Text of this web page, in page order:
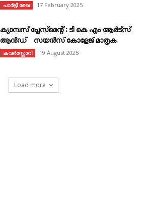
പാർട്ടി രേഖ 17 February 2025
ക്യാമ്പസ് പ്ലേസ്മെന്റ് : ടി കെ എം ആർട്സ്
ആൻഡ് സയൻസ് കോളേജ് മാതൃക
കവര്‍സ്റ്റോറി 19 August 2025
Load more